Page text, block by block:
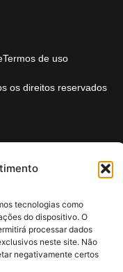
tecnologias como
do dispositivo. O
processar dados
neste site. Não
negativamente certos
Termos de uso
os direitos reservados